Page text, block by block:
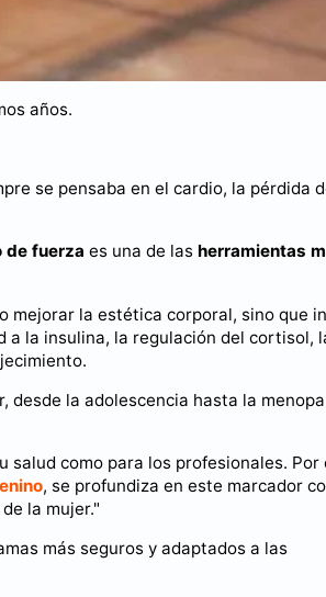
años.
se pensaba en el cardio, la pérdida
de fuerza es una de las herramientas
mejorar la estética corporal, sino que
a la insulina, la regulación del cortisol,
desde la adolescencia hasta la
como para los profesionales. Por
, se profundiza en este marcador
la mujer."
más seguros y adaptados a las